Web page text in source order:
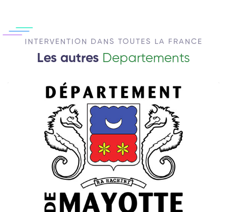
INTERVENTION DANS TOUTES LA FRANCE
Les autres Departements